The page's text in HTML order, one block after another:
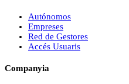
Autónomos
Empreses
Red de Gestores
Accés Usuaris
Companyia